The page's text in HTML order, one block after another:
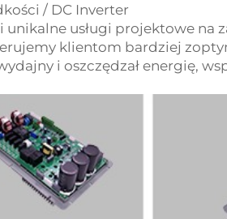
/ DC Inverter
usługi projektowe na
klientom bardziej
i oszczędzał energię,